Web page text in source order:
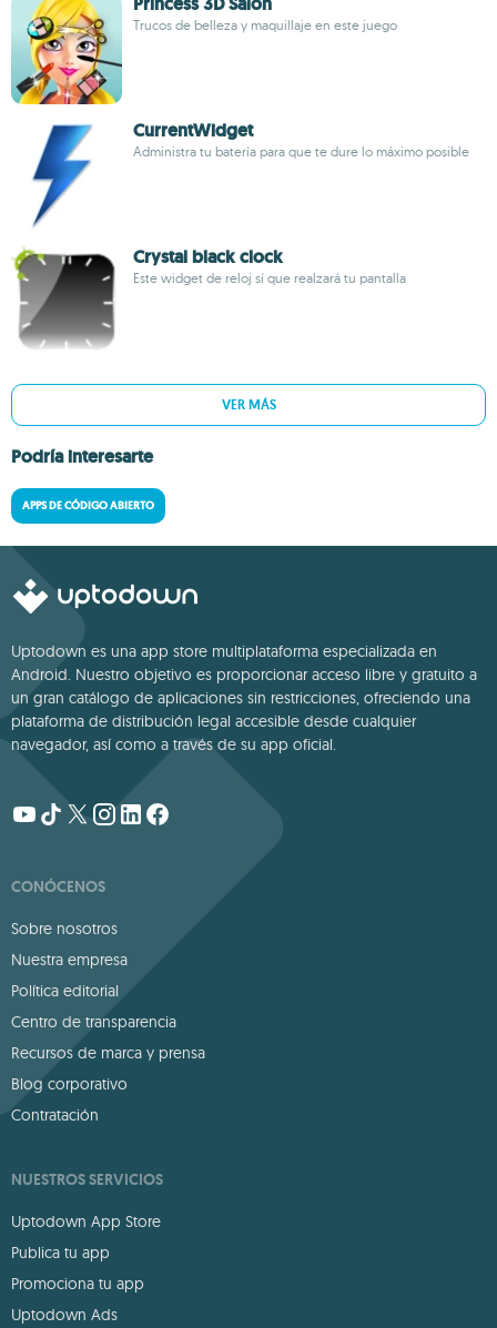
Trucos de belleza y maquillaje en este juego
CurrentWidget
Administra tu batería para que te dure lo máximo posible
Crystal black clock
Este widget de reloj sí que realzará tu pantalla
VER MÁS
Podría interesarte
APPS DE CÓDIGO ABIERTO
Uptodown es una app store multiplataforma especializada en
Android. Nuestro objetivo es proporcionar acceso libre y gratuito a
un gran catálogo de aplicaciones sin restricciones, ofreciendo una
plataforma de distribución legal accesible desde cualquier
navegador, así como a través de su app oficial.
CONÓCENOS
Sobre nosotros
Nuestra empresa
Política editorial
Centro de transparencia
Recursos de marca y prensa
Blog corporativo
Contratación
NUESTROS SERVICIOS
Uptodown App Store
Publica tu app
Promociona tu app
Uptodown Ads